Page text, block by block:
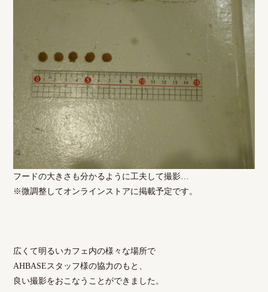
フードの大きさも分かるように工夫して撮影…
※微調整してオンラインストアに掲載予定です。
広くて明るいカフェ内の様々な場所で
AHBASEスタッフ様の協力のもと、
良い撮影をおこなうことができました。